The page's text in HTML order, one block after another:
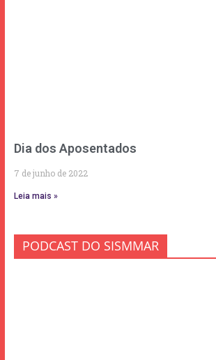
Dia dos Aposentados
7 de junho de 2022
Leia mais »
PODCAST DO SISMMAR